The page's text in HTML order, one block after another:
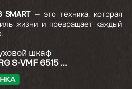
SMART— это техника, которая
жизни и превращает каждый
шкаф
S-VMF 6515 B
SMART